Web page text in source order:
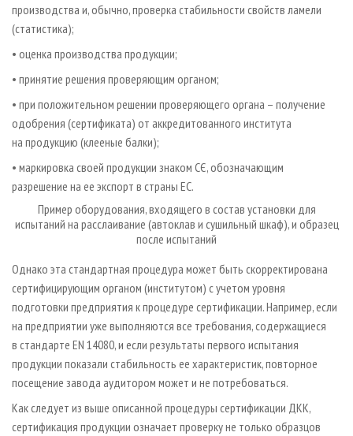
производства и, обычно, проверка стабильности свойств ламели
(статистика);
• оценка производства продукции;
• принятие решения проверяющим органом;
• при положительном решении проверяющего органа – получение
одобрения (сертификата) от аккредитованного института
на продукцию (клееные балки);
• маркировка своей продукции знаком СЄ, обозначающим
разрешение на ее экспорт в страны ЕС.
Пример оборудования, входящего в состав установки для
испытаний на расслаивание (автоклав и сушильный шкаф), и образец
после испытаний
Однако эта стандартная процедура может быть скорректирована
сертифицирующим органом (институтом) с учетом уровня
подготовки предприятия к процедуре сертификации. Например, если
на предприятии уже выполняются все требования, содержащиеся
в стандарте EN 14080, и если результаты первого испытания
продукции показали стабильность ее характеристик, повторное
посещение завода аудитором может и не потребоваться.
Как следует из выше описанной процедуры сертификации ДКК,
сертификация продукции означает проверку не только образцов